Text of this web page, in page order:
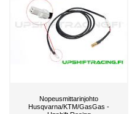
Nopeusmittarinjohto
Husqvarna/KTM/GasGas -